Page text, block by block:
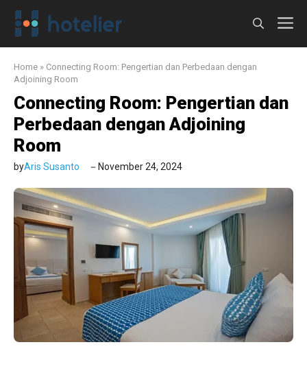
Langsung
Home » Connecting Room: Pengertian dan Perbedaan dengan
Adjoining Room
Connecting Room: Pengertian dan
Perbedaan dengan Adjoining
Room
byAris Susanto November 24, 2024